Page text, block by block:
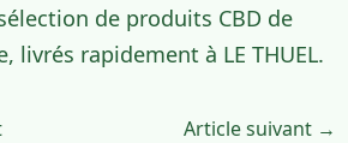
de produits CBD de
livrés rapidement à LE THUEL.
Article suivant →